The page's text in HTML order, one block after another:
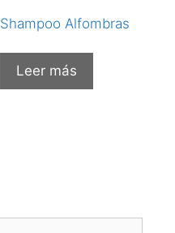
Shampoo Alfombras
Leer más